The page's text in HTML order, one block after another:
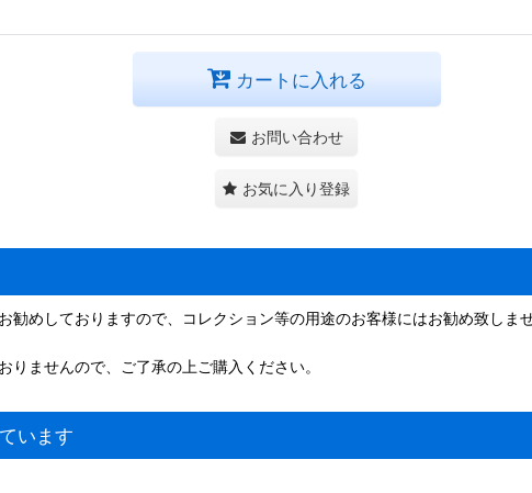
カートに入れる
お問い合わせ
お気に入り登録
勧めしておりますので、コレクション等の用途のお客様にはお勧め致しま
ませんので、ご了承の上ご購入ください。
います